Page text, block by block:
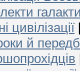
цивілізації
й